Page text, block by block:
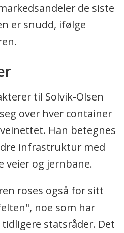
de siste
er snudd, ifølge
til Solvik-Olsen
over hver container
Han betegnes
infrastruktur med
veier og jernbane.
roses også for sitt
noe som har
statsråder. Det